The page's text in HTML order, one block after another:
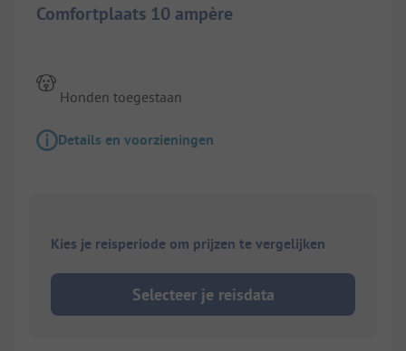
Comfortplaats 10 ampère
Honden toegestaan
Details en voorzieningen
Kies je reisperiode om prijzen te vergelijken
Selecteer je reisdata